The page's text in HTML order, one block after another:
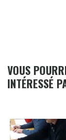
VOUS
INTÉRESSÉ